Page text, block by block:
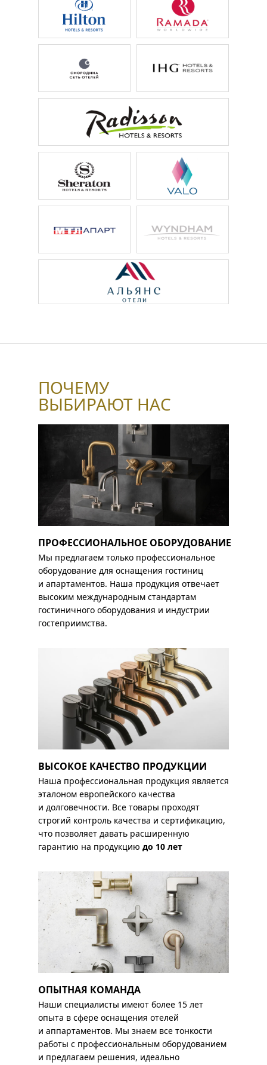
ПОЧЕМУ
ВЫБИРАЮТ НАС
ПРОФЕССИОНАЛЬНОЕ ОБОРУДОВАНИЕ
Мы предлагаем только профессиональное
оборудование для оснащения гостиниц
и апартаментов. Наша продукция отвечает
высоким международным стандартам
гостиничного оборудования и индустрии
гостеприимства.
ВЫСОКОЕ КАЧЕСТВО ПРОДУКЦИИ
Наша профессиональная продукция является
эталоном европейского качества
и долговечности. Все товары проходят
строгий контроль качества и сертификацию,
что позволяет давать расширенную
гарантию на продукцию до 10 лет
ОПЫТНАЯ КОМАНДА
Наши специалисты имеют более 15 лет
опыта в сфере оснащения отелей
и аппартаментов. Мы знаем все тонкости
работы с профессиональным оборудованием
и предлагаем решения, идеально